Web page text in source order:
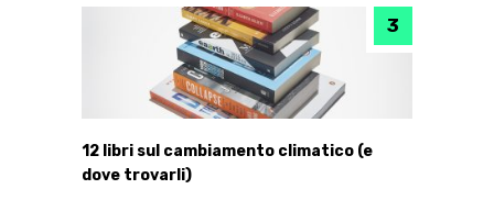
12 libri sul cambiamento climatico (e
dove trovarli)